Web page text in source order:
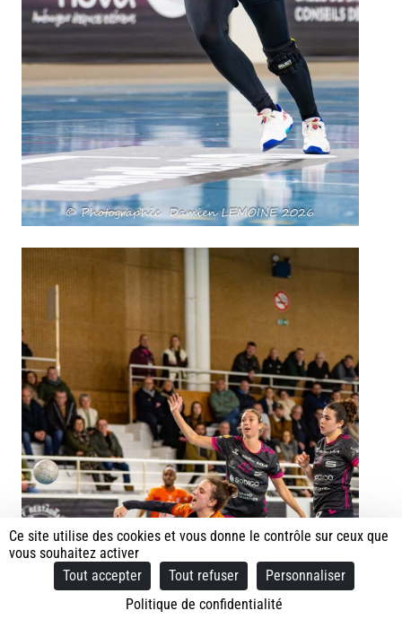
Ce site utilise des cookies et vous donne le contrôle sur ceux que
vous souhaitez activer
Tout accepter
Tout refuser
Personnaliser
Politique de confidentialité